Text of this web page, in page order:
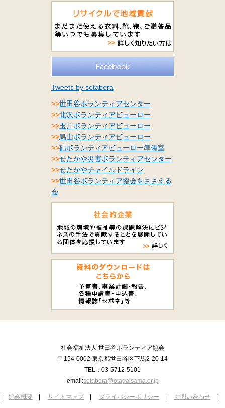
Tweets by setabora
>>世田谷ボランティアセンター
>>北沢ボランティアビューロー
>>玉川ボランティアビューロー
>>烏山ボランティアビューロー
>>砧ボランティアビューロー準備室
>>せたがや災害ボランティアセンター
>>せたがやチャイルドライン
>>世田谷ボランティア協会をささえる
会
社会福祉法人 世田谷ボランティア協会
〒154-0002 東京都世田谷区下馬2-20-14
TEL：03-5712-5101
email:setabora@otagaisama.or.jp
| 協会概要 | サイトマップ | プライバシーポリシー | お問い合わせ |